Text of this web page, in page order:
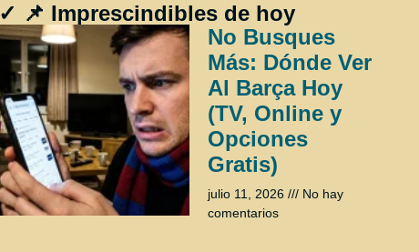
✓ 📌 Imprescindibles de hoy
No Busques
Más: Dónde Ver
Al Barça Hoy
(TV, Online y
Opciones
Gratis)
julio 11, 2026
No hay
comentarios